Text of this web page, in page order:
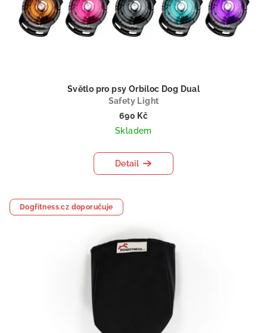
Světlo pro psy Orbiloc Dog Dual
Safety Light
690 Kč
Skladem
Detail
Dogfitness.cz doporučuje